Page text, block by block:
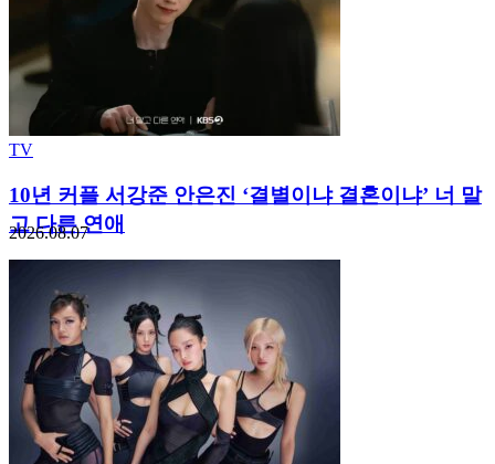
TV
10년 커플 서강준 안은진 ‘결별이냐 결혼이냐’ 너 말
고 다른 연애
2026.08.07